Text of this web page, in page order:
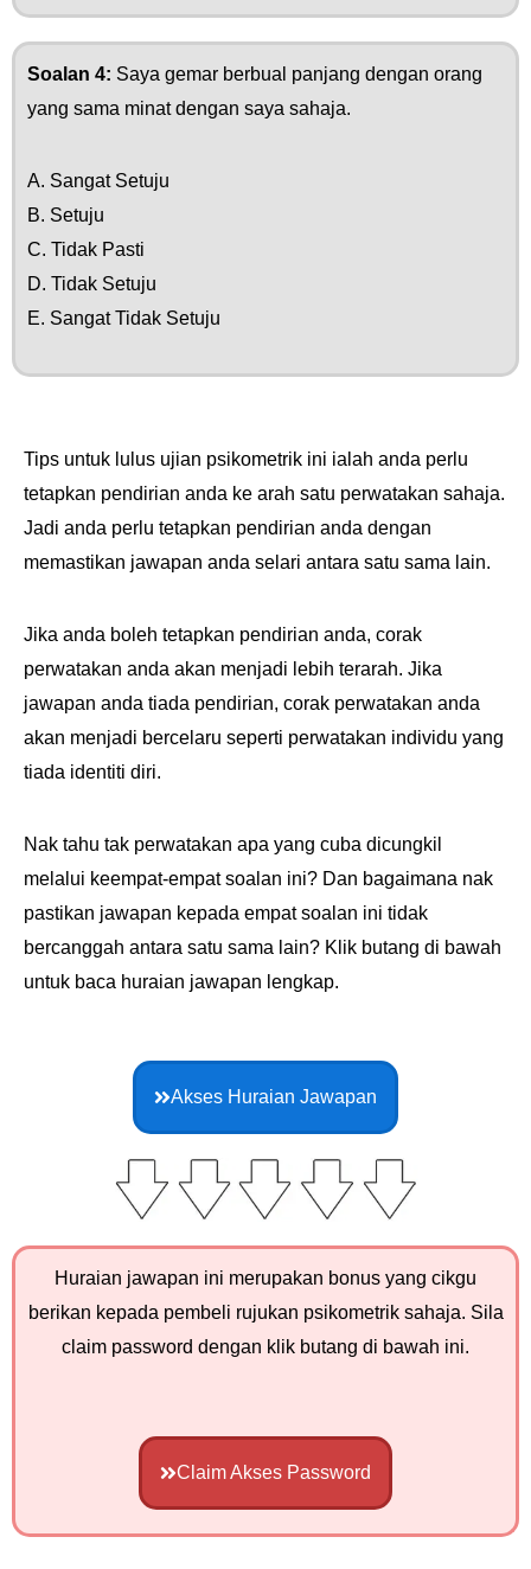
Soalan 4: Saya gemar berbual panjang dengan orang
yang sama minat dengan saya sahaja.
A. Sangat Setuju
B. Setuju
C. Tidak Pasti
D. Tidak Setuju
E. Sangat Tidak Setuju
Tips untuk lulus ujian psikometrik ini ialah anda perlu
tetapkan pendirian anda ke arah satu perwatakan sahaja.
Jadi anda perlu tetapkan pendirian anda dengan
memastikan jawapan anda selari antara satu sama lain.
Jika anda boleh tetapkan pendirian anda, corak
perwatakan anda akan menjadi lebih terarah. Jika
jawapan anda tiada pendirian, corak perwatakan anda
akan menjadi bercelaru seperti perwatakan individu yang
tiada identiti diri.
Nak tahu tak perwatakan apa yang cuba dicungkil
melalui keempat-empat soalan ini? Dan bagaimana nak
pastikan jawapan kepada empat soalan ini tidak
bercanggah antara satu sama lain? Klik butang di bawah
untuk baca huraian jawapan lengkap.
Akses Huraian Jawapan
Huraian jawapan ini merupakan bonus yang cikgu
berikan kepada pembeli rujukan psikometrik sahaja. Sila
claim password dengan klik butang di bawah ini.
Claim Akses Password